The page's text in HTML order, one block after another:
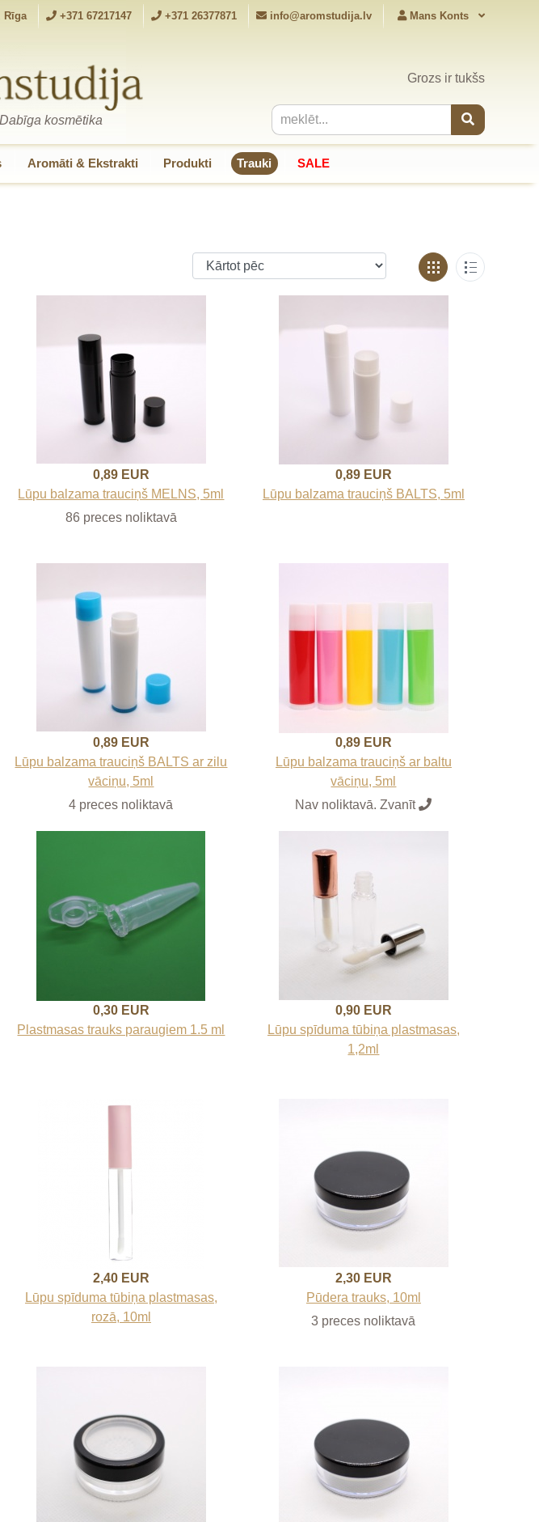
Rīga +371 67217147 +371 26377871 info@aromstudija.lv Mans Konts
Dabīga kosmētika
Grozs ir tukšs
Aromāti & Ekstrakti Produkti Trauki SALE
0,89 EUR
Lūpu balzama trauciņš MELNS, 5ml
86 preces noliktavā
0,89 EUR
Lūpu balzama trauciņš BALTS, 5ml
0,89 EUR
Lūpu balzama trauciņš BALTS ar zilu
vāciņu, 5ml
4 preces noliktavā
0,89 EUR
Lūpu balzama trauciņš ar baltu
vāciņu, 5ml
Nav noliktavā. Zvanīt
0,30 EUR
Plastmasas trauks paraugiem 1.5 ml
0,90 EUR
Lūpu spīduma tūbiņa plastmasas,
1,2ml
2,40 EUR
Lūpu spīduma tūbiņa plastmasas,
rozā, 10ml
2,30 EUR
Pūdera trauks, 10ml
3 preces noliktavā